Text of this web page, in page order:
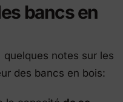
bancs en
notes sur les
des bancs en bois: